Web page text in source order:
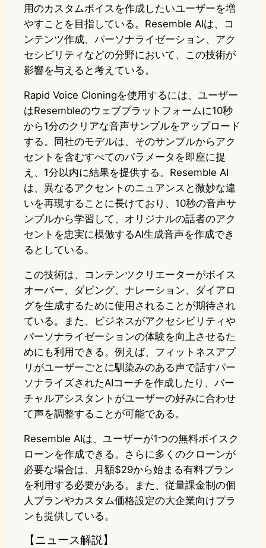
用のカスタムボイスを作成したいユーザーを増
やすことを目指している。Resemble AIは、コ
ンテンツ作成、パーソナライゼーション、アク
セシビリティなどの分野において、この技術が
影響を与えると考えている。
Rapid Voice Cloningを使用するには、ユーザー
はResembleのウェブプラットフォームに10秒
から1分のクリアな音声サンプルをアップロード
する。同社のモデルは、そのサンプルからアク
セントを含むすべてのパラメータを即座に捉
え、1分以内に結果を提供する。Resemble AI
は、異なるアクセントのニュアンスと微妙な違
いを再現することに長けており、10秒の音声サ
ンプルから学習して、オリジナルの話者のアク
セントを忠実に模倣するAI生成音声を作成でき
るとしている。
この技術は、コンテンツクリエーターがボイス
オーバー、ダビング、ナレーション、ダイアロ
グを生成するために使用されることが期待され
ている。また、ビジネスがアクセシビリティや
パーソナライゼーションの体験を向上させるた
めにも利用できる。例えば、フィットネスアプ
リがユーザーごとに馴染みのある声で話すパー
ソナライズされたAIコーチを作成したり、バー
チャルアシスタントがユーザーの好みに合わせ
て声を調整することが可能である。
Resemble AIは、ユーザーが1つの無料ボイスク
ローンを作成できる。さらに多くのクローンが
必要な場合は、月額$29から始まる有料プラン
を利用する必要がある。また、従量課金制の個
人プランやカスタム価格設定の大企業向けプラ
ンも提供している。
【ニュース解説】